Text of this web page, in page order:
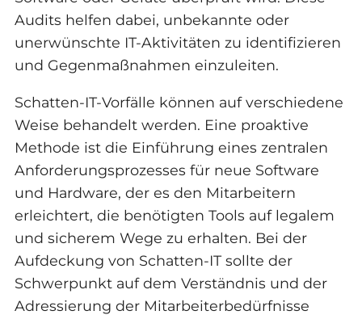
Audits helfen dabei, unbekannte oder
unerwünschte IT-Aktivitäten zu identifizieren
und Gegenmaßnahmen einzuleiten.
Schatten-IT-Vorfälle können auf verschiedene
Weise behandelt werden. Eine proaktive
Methode ist die Einführung eines zentralen
Anforderungsprozesses für neue Software
und Hardware, der es den Mitarbeitern
erleichtert, die benötigten Tools auf legalem
und sicherem Wege zu erhalten. Bei der
Aufdeckung von Schatten-IT sollte der
Schwerpunkt auf dem Verständnis und der
Adressierung der Mitarbeiterbedürfnisse